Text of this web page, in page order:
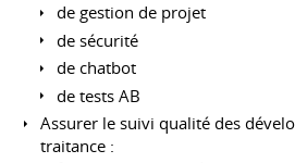
de gestion de projet
de sécurité
de chatbot
de tests AB
Assurer le suivi qualité des
traitance :